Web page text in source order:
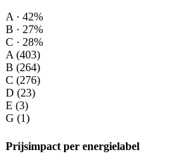
A · 42%
B · 27%
C · 28%
A (403)
B (264)
C (276)
D (23)
E (3)
G (1)
Prijsimpact per energielabel